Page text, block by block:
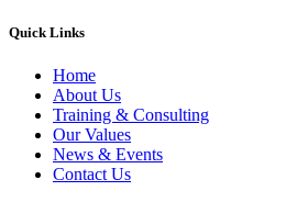
Quick Links
Home
About Us
Training & Consulting
Our Values
News & Events
Contact Us